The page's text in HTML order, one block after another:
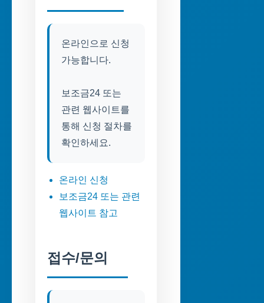
온라인으로 신청
가능합니다.
보조금24 또는
관련 웹사이트를
통해 신청 절차를
확인하세요.
온라인 신청
보조금24 또는 관련
웹사이트 참고
접수/문의